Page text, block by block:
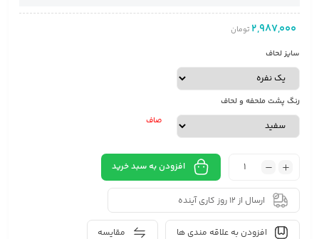
2,987,000 تومان
سایز لحاف
رنگ پشت ملحفه و لحاف
صاف
افزودن به سبد خرید
ارسال از 12 روز کاری آینده
مقایسه افزودن به علاقه مندی ها